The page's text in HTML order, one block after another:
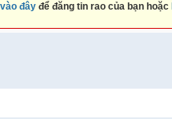
đây để đăng tin rao của bạn hoặc